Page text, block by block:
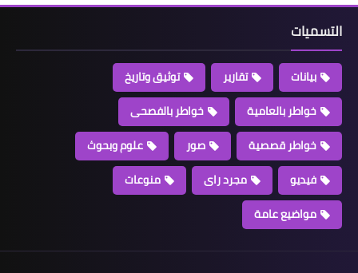
التسميات
بيانات تقارير
توثيق وتاريخ
خواطر بالعامية
خواطر بالفصحى
خواطر قصصية
صور
علوم وبحوث
فيديو
مجرد راى
منوعات
مواضيع عامة